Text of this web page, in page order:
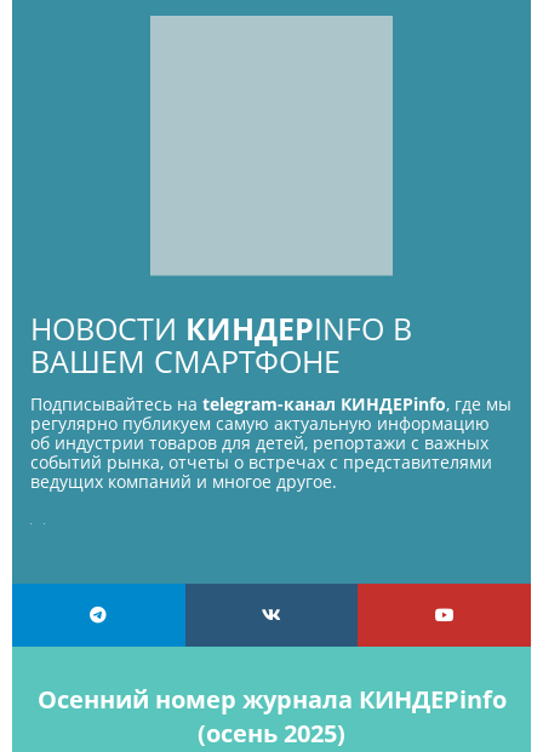
НОВОСТИ КИНДЕРINFO В
ВАШЕМ СМАРТФОНЕ
Подписывайтесь на telegram-канал КИНДЕРinfo, где мы
регулярно публикуем самую актуальную информацию
об индустрии товаров для детей, репортажи с важных
событий рынка, отчеты о встречах с представителями
ведущих компаний и многое другое.
Осенний номер журнала КИНДЕРinfo
(осень 2025)